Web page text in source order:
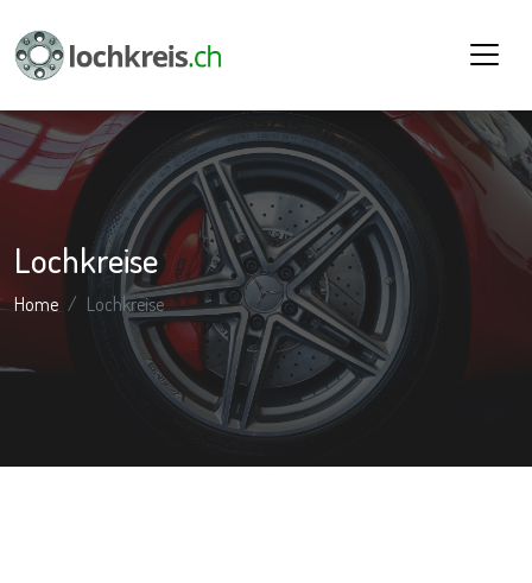
Lochkreise
Home Lochkreise